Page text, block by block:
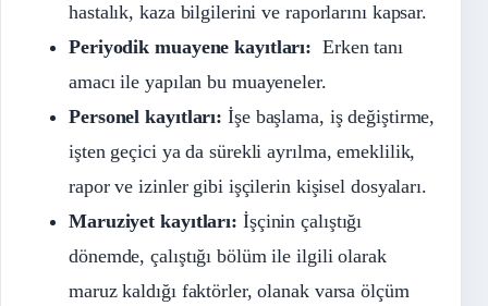
hastalık, kaza bilgilerini ve raporlarını kapsar.
Periyodik muayene kayıtları: Erken tanı
amacı ile yapılan bu muayeneler.
Personel kayıtları: İşe başlama, iş değiştirme,
işten geçici ya da sürekli ayrılma, emeklilik,
rapor ve izinler gibi işçilerin kişisel dosyaları.
Maruziyet kayıtları: İşçinin çalıştığı
dönemde, çalıştığı bölüm ile ilgili olarak
maruz kaldığı faktörler, olanak varsa ölçüm